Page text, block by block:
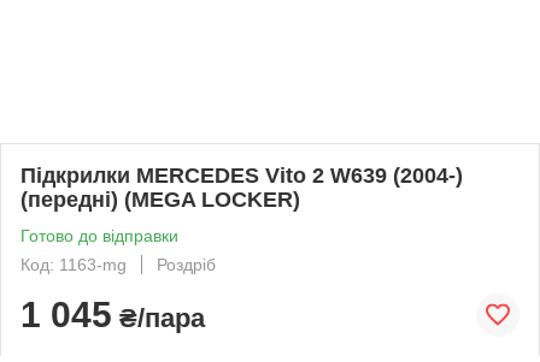
Підкрилки MERCEDES Vito 2 W639 (2004-)
(передні) (MEGA LOCKER)
Готово до відправки
Код: 1163-mg
Роздріб
1 045 ₴/пара